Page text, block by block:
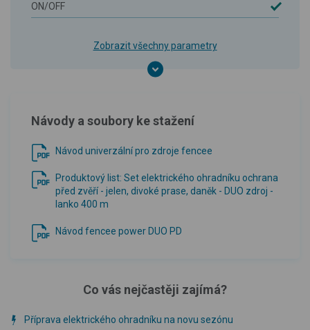
ON/OFF
Zobrazit všechny parametry
Návody a soubory ke stažení
Návod univerzální pro zdroje fencee
Produktový list: Set elektrického ohradníku ochrana
před zvěří - jelen, divoké prase, daněk - DUO zdroj -
lanko 400 m
Návod fencee power DUO PD
Co vás nejčastěji zajímá?
Příprava elektrického ohradníku na novu sezónu